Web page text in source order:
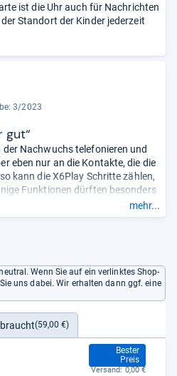
ist die Uhr auch für Nachrichten
Standort der Kinder jederzeit
3/2023
gut“
Nachwuchs telefonieren und
eben nur an die Kontakte, die die
kann die X6Play Schritte zählen,
Funktionen dürften besonders
die Watch über eine Ortung und
auf dem elterlichen Smartphone
mehr...
Wenn Sie auf ein verlinktes Shop-
uns dabei. Wir erhalten dann ggf. eine
(59,00 €)
Bester
Preis
176,97 €
Versand: 0,00 €